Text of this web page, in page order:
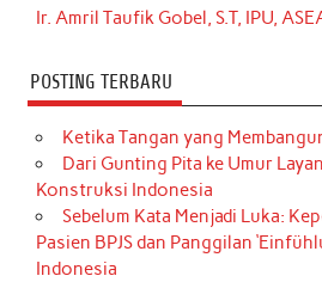
Ir. Amril Taufik Gobel, S.T, IPU,
POSTING TERBARU
Ketika Tangan yang
Dari Gunting Pita ke Umur
Konstruksi Indonesia
Sebelum Kata Menjadi Luka:
Pasien BPJS dan Panggilan
Indonesia